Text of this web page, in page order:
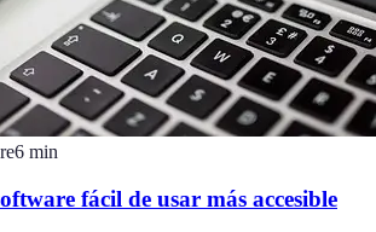
6 min
fácil de usar más accesible